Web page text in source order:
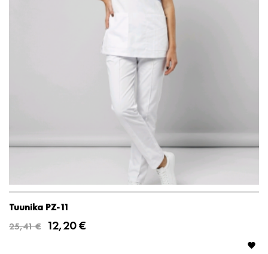
Tuunika PZ-11
25,41 €
12,20 €
